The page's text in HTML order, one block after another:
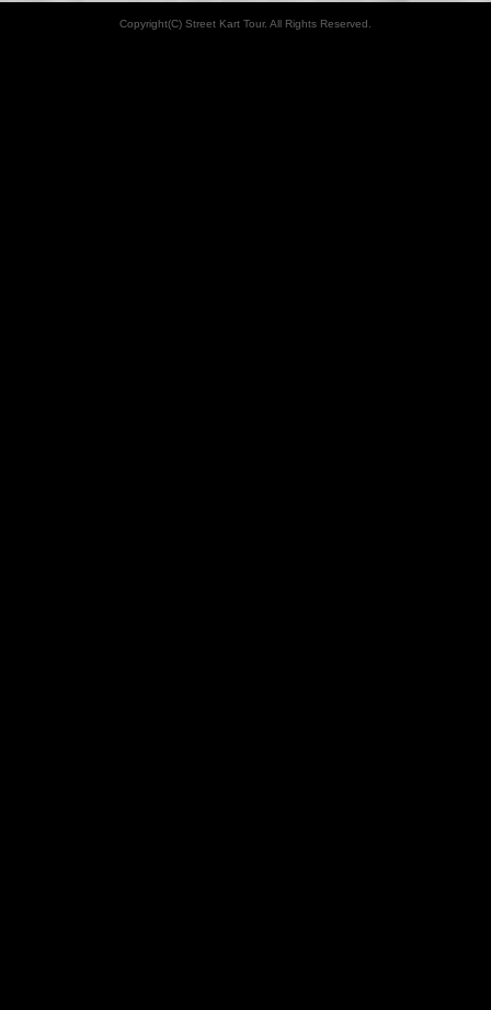
Copyright(C) Street Kart Tour. All Rights Reserved.